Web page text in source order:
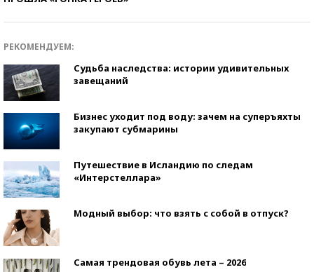
РЕКОМЕНДУЕМ:
Судьба наследства: истории удивительных
завещаний
Бизнес уходит под воду: зачем на суперъяхты
закупают субмарины
Путешествие в Исландию по следам
«Интерстеллара»
Модный выбор: что взять с собой в отпуск?
Самая трендовая обувь лета – 2026